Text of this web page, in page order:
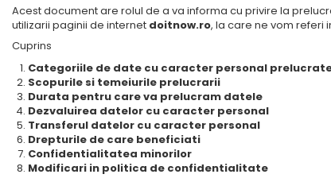
Acest document are rolul de a va informa cu privire la
utilizarii paginii de internet doitnow.ro, la care ne vom referi
Cuprins
Categoriile de date cu caracter personal
Scopurile si temeiurile prelucrarii
Durata pentru care va prelucram datele
Dezvaluirea datelor cu caracter personal
Transferul datelor cu caracter personal
Drepturile de care beneficiati
Confidentialitatea minorilor
Modificari in politica de confidentialitate